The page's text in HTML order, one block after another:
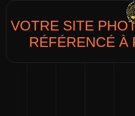
VOTRE SITE
RÉFÉRENCÉ À